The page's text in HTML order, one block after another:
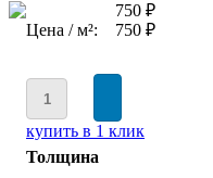
750 ₽
Цена / м²:
750 ₽
купить в 1 клик
Толщина